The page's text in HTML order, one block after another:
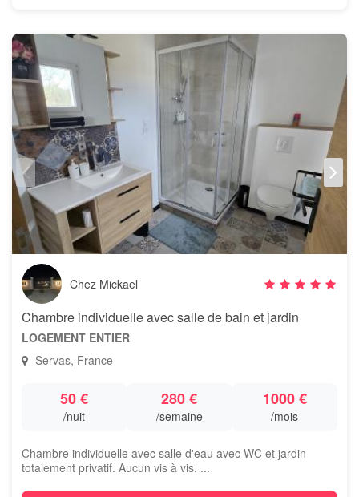
Chez Mickael
Chambre individuelle avec salle de bain et jardin
LOGEMENT ENTIER
Servas, France
50 €
/nuit
280 €
/semaine
1000 €
/mois
Chambre individuelle avec salle d'eau avec WC et jardin
totalement privatif. Aucun vis à vis. ...